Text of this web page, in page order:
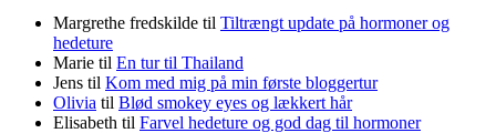
Margrethe fredskilde til Tiltrængt update på hormoner og
hedeture
Marie til En tur til Thailand
Jens til Kom med mig på min første bloggertur
Olivia til Blød smokey eyes og lækkert hår
Elisabeth til Farvel hedeture og god dag til hormoner